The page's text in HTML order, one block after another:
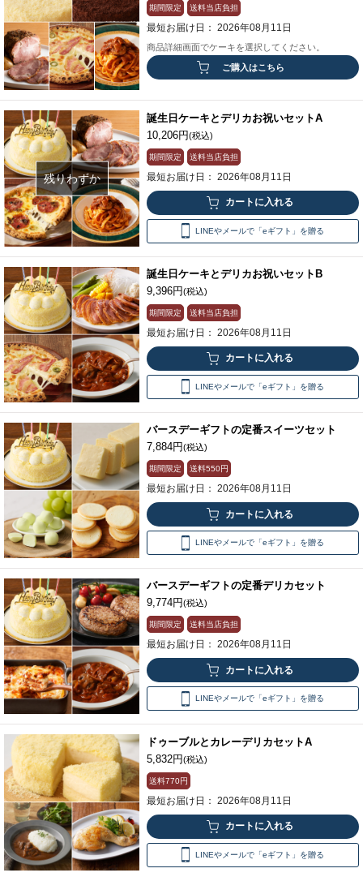
期間限定 送料当店負担
最短お届け日： 2026年08月11日
商品詳細画面でケーキを選択してください。
ご購入はこちら
残りわずか
誕生日ケーキとデリカお祝いセットA
10,206円(税込)
期間限定 送料当店負担
最短お届け日： 2026年08月11日
LINEやメールで「eギフト」を贈る
誕生日ケーキとデリカお祝いセットB
9,396円(税込)
期間限定 送料当店負担
最短お届け日： 2026年08月11日
LINEやメールで「eギフト」を贈る
バースデーギフトの定番スイーツセット
7,884円(税込)
期間限定 送料550円
最短お届け日： 2026年08月11日
LINEやメールで「eギフト」を贈る
バースデーギフトの定番デリカセット
9,774円(税込)
期間限定 送料当店負担
最短お届け日： 2026年08月11日
LINEやメールで「eギフト」を贈る
ドゥーブルとカレーデリカセットA
5,832円(税込)
送料770円
最短お届け日： 2026年08月11日
LINEやメールで「eギフト」を贈る